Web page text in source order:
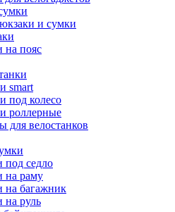
и сумки
на пояс
smart
под колесо
роллерные
для велостанков
под седло
на раму
на багажник
на руль